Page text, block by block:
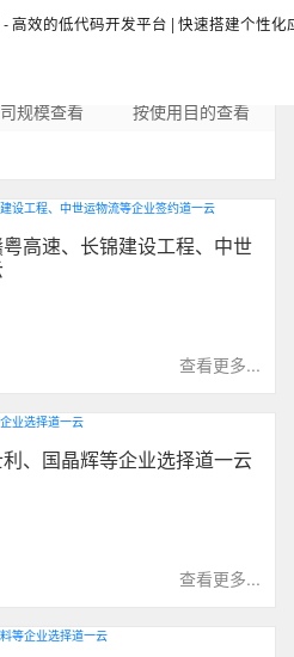
规模查看 按使用目的查看
高速、长锦建设工程、中世
查看更多...
、国晶辉等企业选择道一云
查看更多...